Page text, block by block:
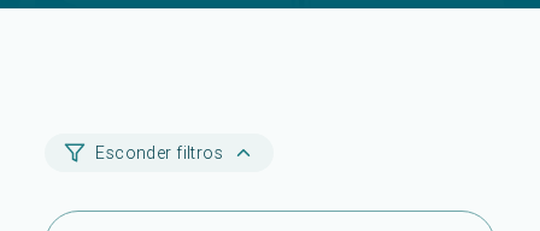
Esconder filtros